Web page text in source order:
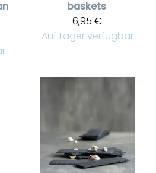
baskets
6,95 €
Auf Lager verfügbar